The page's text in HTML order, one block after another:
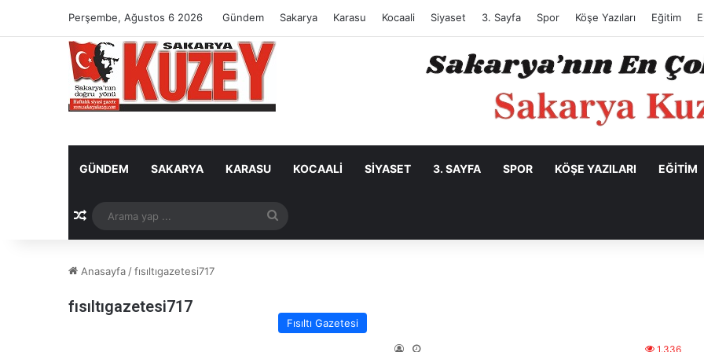
Perşembe, Ağustos 6 2026 Gündem Sakarya Karasu Kocaali Siyaset 3. Sayfa Spor Köşe Yazıları Eğitim
GÜNDEM SAKARYA KARASU KOCAALI SIYASET 3. SAYFA SPOR KÖŞE YAZILARI EĞITIM
Rastgele Makale
yap
Anasayfa /fısıltıgazetesi717
fısıltıgazetesi717
Fısıltı Gazetesi
1.336